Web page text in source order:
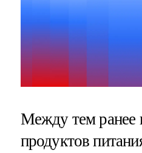
Между тем ранее
продуктов